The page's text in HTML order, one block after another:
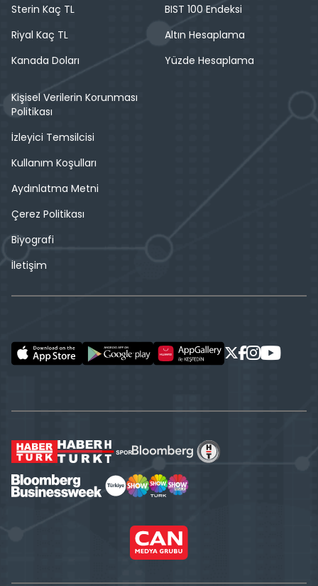
Sterin Kaç TL
Riyal Kaç TL
Kanada Doları
BIST 100 Endeksi
Altın Hesaplama
Yüzde Hesaplama
Kişisel Verilerin Korunması
Politikası
İzleyici Temsilcisi
Kullanım Koşulları
Aydınlatma Metni
Çerez Politikası
Biyografi
İletişim